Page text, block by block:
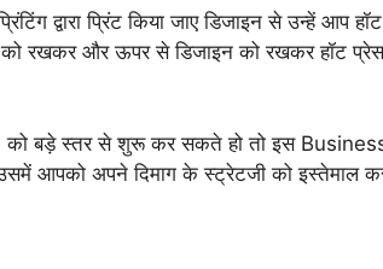
द्वारा प्रिंट किया जाए डिजाइन से उन्हें आप
रखकर और ऊपर से डिजाइन को रखकर हॉट
बड़े स्तर से शुरू कर सकते हो तो इस
आपको अपने दिमाग के स्ट्रेटजी को इस्तेमाल